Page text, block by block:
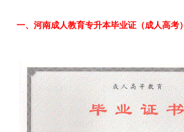
一、河南成人教育专升本毕业证（成人高考）